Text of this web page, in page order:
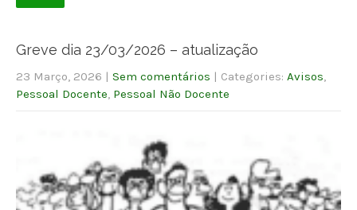
Greve dia 23/03/2026 – atualização
23 Março, 2026 | Sem comentários | Categories: Avisos
Pessoal Docente Pessoal Não Docente